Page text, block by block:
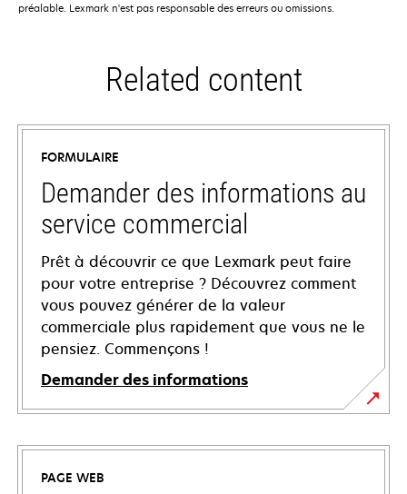
préalable. Lexmark n'est pas responsable des erreurs ou omissions.
Related content
FORMULAIRE
Demander des informations au
service commercial
Prêt à découvrir ce que Lexmark peut faire
pour votre entreprise ? Découvrez comment
vous pouvez générer de la valeur
commerciale plus rapidement que vous ne le
pensiez. Commençons !
Demander des informations
PAGE WEB